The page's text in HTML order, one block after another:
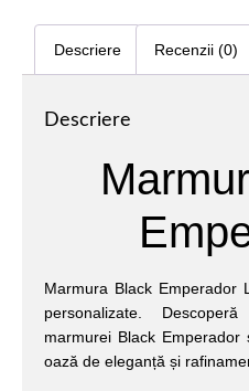
Descriere Recenzii (0)
Descriere
Marmura Black Emperador
personalizate.
marmurei Black
oază de eleganță și